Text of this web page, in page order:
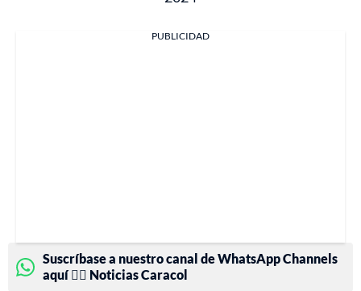
PUBLICIDAD
Suscríbase a nuestro canal de WhatsApp Channels
aquí 👉🏻 Noticias Caracol